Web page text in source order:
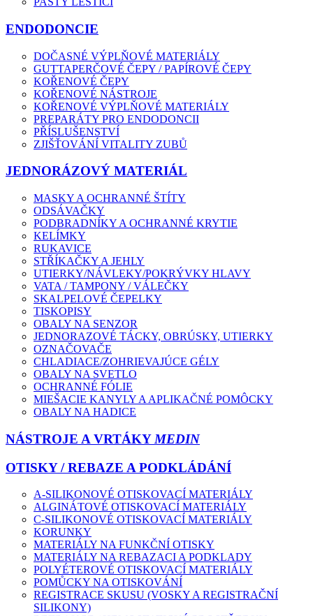
ENDODONCIE
DOČASNÉ VÝPLŇOVÉ MATERIÁLY
GUTTAPERČOVÉ ČEPY / PAPÍROVÉ ČEPY
KOŘENOVÉ ČEPY
KOŘENOVÉ NÁSTROJE
KOŘENOVÉ VÝPLŇOVÉ MATERIÁLY
PREPARÁTY PRO ENDODONCII
PŘÍSLUŠENSTVÍ
ZJIŠŤOVÁNÍ VITALITY ZUBŮ
JEDNORÁZOVÝ MATERIÁL
MASKY A OCHRANNÉ ŠTÍTY
ODSÁVAČKY
PODBRADNÍKY A OCHRANNÉ KRYTIE
KELÍMKY
RUKAVICE
STŘÍKAČKY A JEHLY
UTIERKY/NÁVLEKY/POKRÝVKY HLAVY
VATA / TAMPONY / VÁLEČKY
SKALPELOVÉ ČEPELKY
TISKOPISY
OBALY NA SENZOR
JEDNORAZOVÉ TÁCKY, OBRÚSKY, UTIERKY
OZNAČOVAČE
CHLADIACE/ZOHRIEVAJÚCE GÉLY
OBALY NA SVETLO
OCHRANNÉ FÓLIE
MIEŠACIE KANYLY A APLIKAČNÉ POMÔCKY
OBALY NA HADICE
NÁSTROJE A VRTÁKY MEDIN
OTISKY / REBAZE A PODKLÁDÁNÍ
A-SILIKONOVÉ OTISKOVACÍ MATERIÁLY
ALGINÁTOVÉ OTISKOVACÍ MATERIÁLY
C-SILIKONOVÉ OTISKOVACÍ MATERIÁLY
KORUNKY
MATERIÁLY NA FUNKČNÍ OTISKY
MATERIÁLY NA REBAZACI A PODKLADY
POLYÉTEROVÉ OTISKOVACÍ MATERIÁLY
POMŮCKY NA OTISKOVÁNÍ
REGISTRACE SKUSU (VOSKY A REGISTRAČNÍ
SILIKONY)